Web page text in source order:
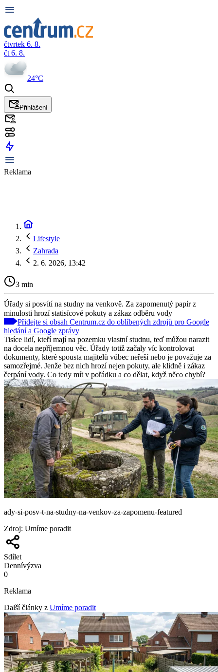
čtvrtek 6. 8.
čt 6. 8.
24°C
Přihlášení
Reklama
Lifestyle
Zahrada
2. 6. 2026, 13:42
3 min
Úřady si posvítí na studny na venkově. Za zapomenutý papír z
minulosti hrozí statisícové pokuty a zákaz odběru vody
Přidejte si obsah Centrum.cz do oblíbených zdrojů pro Google
hledání a Google zprávy
Tisíce lidí, kteří mají na pozemku vlastní studnu, teď můžou narazit
na docela nepříjemnou věc. Úřady totiž začaly víc kontrolovat
dokumenty, které spousta majitelů vůbec neřeší nebo je považuje za
samozřejmé. Jenže bez nich hrozí nejen pokuty, ale klidně i zákaz
čerpání vody. Co tedy mít v pořádku a co dělat, když něco chybí?
ady-si-posv-t-na-studny-na-venkov-za-zapomenu-featured
Zdroj: Umíme poradit
Sdílet
Dennívýzva
0
Reklama
Další články z Umíme poradit